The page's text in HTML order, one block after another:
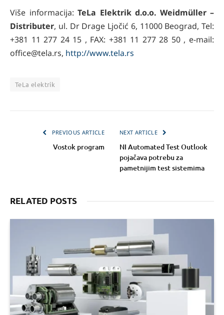
Više informacija: TeLa Elektrik d.o.o. Weidmüller –
Distributer, ul. Dr Drage Ljočić 6, 11000 Beograd, Tel:
+381 11 277 24 15 , FAX: +381 11 277 28 50 , e-mail:
office@tela.rs, http://www.tela.rs
TeLa elektrik
PREVIOUS ARTICLE
Vostok program
NEXT ARTICLE
NI Automated Test Outlook
pojačava potrebu za
pametnijim test sistemima
RELATED POSTS